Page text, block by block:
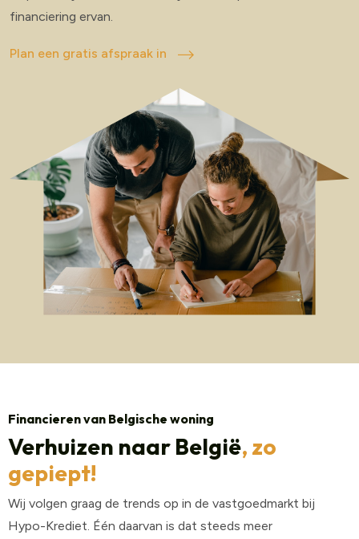
financiering ervan.
Plan een gratis afspraak in
Financieren van Belgische woning
Verhuizen naar België, zo
gepiept!
Wij volgen graag de trends op in de vastgoedmarkt bij
Hypo-Krediet. Één daarvan is dat steeds meer